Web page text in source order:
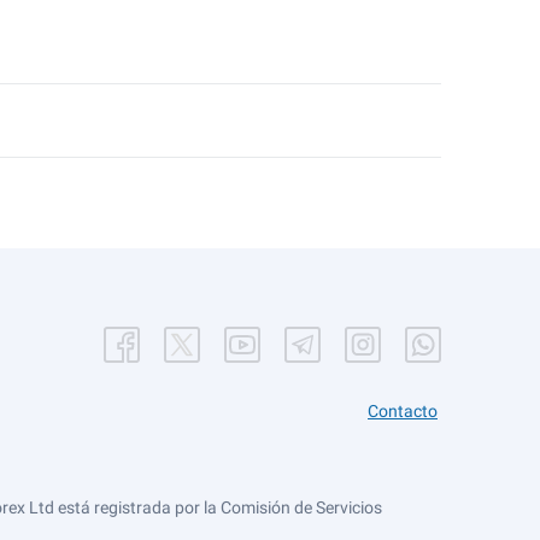
Contacto
Ltd está registrada por la Comisión de Servicios